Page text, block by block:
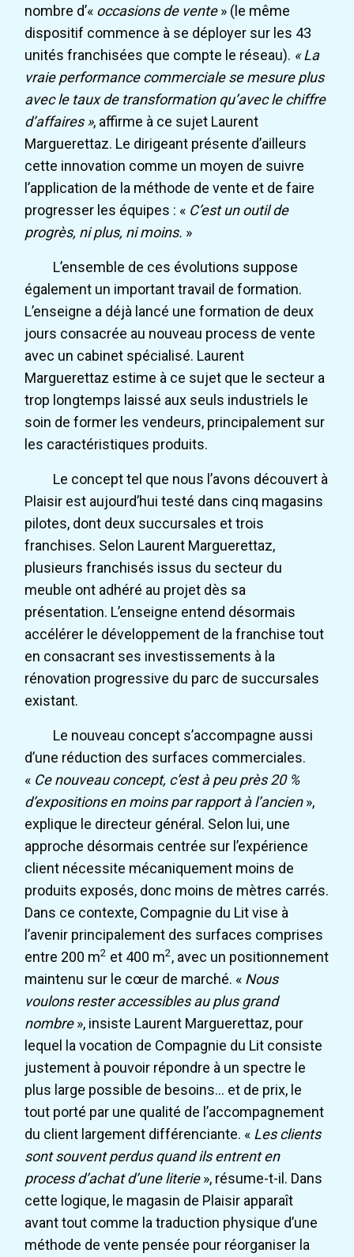
nombre d’« occasions de vente» (le même
dispositif commence à se déployer sur les 43
unités franchisées que compte le réseau). « La
vraie performance commerciale se mesure plus
avec le taux de transformation qu’avec le chiffre
d’affaires », affirme à ce sujet Laurent
Marguerettaz. Le dirigeant présente d’ailleurs
cette innovation comme un moyen de suivre
l’application de la méthode de vente et de faire
progresser les équipes : « C’est un outil de
progrès, ni plus, ni moins. »
L’ensemble de ces évolutions suppose
également un important travail de formation.
L’enseigne a déjà lancé une formation de deux
jours consacrée au nouveau process de vente
avec un cabinet spécialisé. Laurent
Marguerettaz estime à ce sujet que le secteur a
trop longtemps laissé aux seuls industriels le
soin de former les vendeurs, principalement sur
les caractéristiques produits.
Le concept tel que nous l’avons découvert à
Plaisir est aujourd’hui testé dans cinq magasins
pilotes, dont deux succursales et trois
franchises. Selon Laurent Marguerettaz,
plusieurs franchisés issus du secteur du
meuble ont adhéré au projet dès sa
présentation. L’enseigne entend désormais
accélérer le développement de la franchise tout
en consacrant ses investissements à la
rénovation progressive du parc de succursales
existant.
Le nouveau concept s’accompagne aussi
d’une réduction des surfaces commerciales.
« Ce nouveau concept, c’est à peu près 20 %
d’expositions en moins par rapport à l’ancien»,
explique le directeur général. Selon lui, une
approche désormais centrée sur l’expérience
client nécessite mécaniquement moins de
produits exposés, donc moins de mètres carrés.
Dans ce contexte, Compagnie du Lit vise à
l’avenir principalement des surfaces comprises
entre 200 m2 et 400 m2, avec un positionnement
maintenu sur le cœur de marché. « Nous
voulons rester accessibles au plus grand
nombre», insiste Laurent Marguerettaz, pour
lequel la vocation de Compagnie du Lit consiste
justement à pouvoir répondre à un spectre le
plus large possible de besoins… et de prix, le
tout porté par une qualité de l’accompagnement
du client largement différenciante. « Les clients
sont souvent perdus quand ils entrent en
process d’achat d’une literie», résume-t-il. Dans
cette logique, le magasin de Plaisir apparaît
avant tout comme la traduction physique d’une
méthode de vente pensée pour réorganiser la